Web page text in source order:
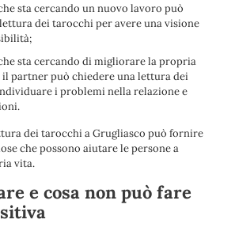
sta cercando un nuovo lavoro può
dei tarocchi per avere una visione
sta cercando di migliorare la propria
partner può chiedere una lettura dei
i problemi nella relazione e
dei tarocchi a Grugliasco può fornire
che possono aiutare le persone a
vita.
e cosa non può fare